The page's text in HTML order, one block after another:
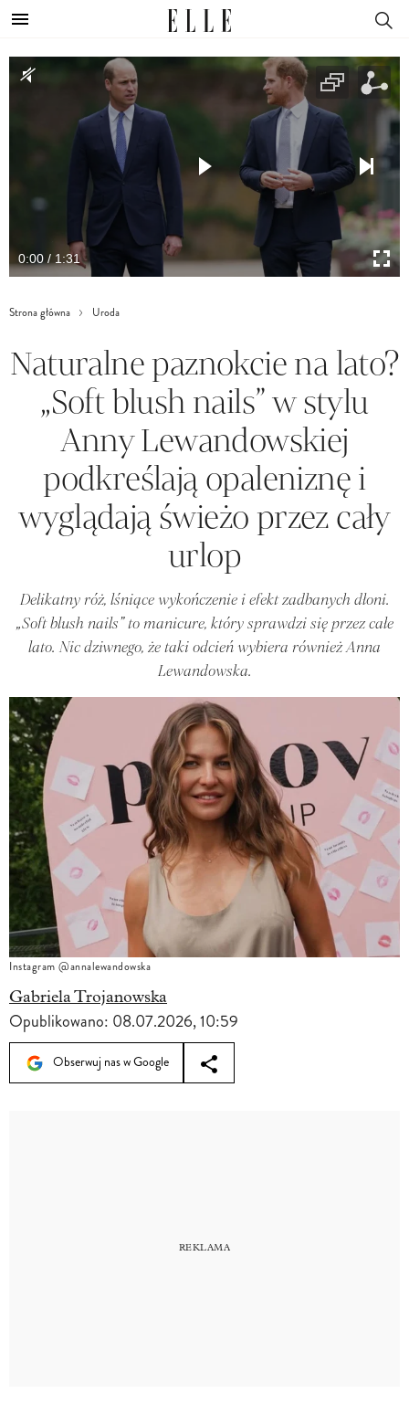
0:00 / 1:31
Strona główna Uroda
Naturalne paznokcie na lato?
„Soft blush nails” w stylu
Anny Lewandowskiej
podkreślają opaleniznę i
wyglądają świeżo przez cały
urlop
Delikatny róż, lśniące wykończenie i efekt zadbanych dłoni.
„Soft blush nails” to manicure, który sprawdzi się przez całe
lato. Nic dziwnego, że taki odcień wybiera również Anna
Lewandowska.
Instagram @annalewandowska
Gabriela Trojanowska
Opublikowano: 08.07.2026, 10:59
Obserwuj nas w Google